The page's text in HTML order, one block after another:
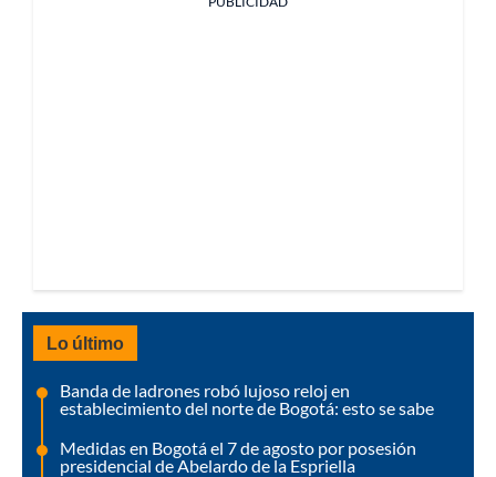
Lo último
Banda de ladrones robó lujoso reloj en
establecimiento del norte de Bogotá: esto se sabe
Medidas en Bogotá el 7 de agosto por posesión
presidencial de Abelardo de la Espriella